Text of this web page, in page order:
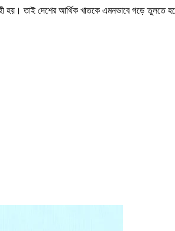
তাই দেশের আর্থিক খাতকে এমনভাবে গড়ে তুলতে হবে,